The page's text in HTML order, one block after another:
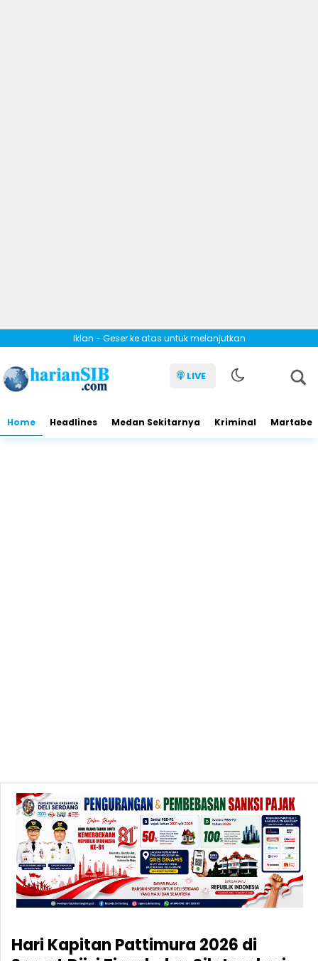
Iklan - Geser ke atas untuk melanjutkan
LIVE
Home Headlines Medan Sekitarnya Kriminal Martabe
Hari Kapitan Pattimura 2026 di